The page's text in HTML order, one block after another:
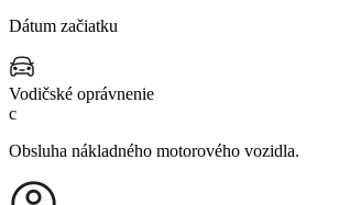
Dátum začiatku
Vodičské oprávnenie
c
Obsluha nákladného motorového vozidla.